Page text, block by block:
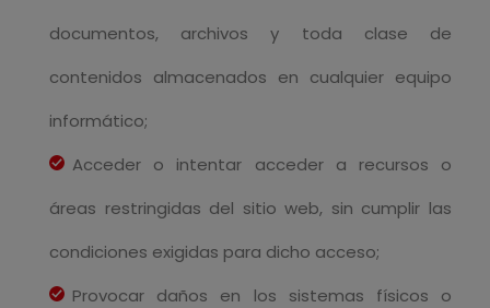
documentos, archivos y toda clase de
contenidos almacenados en cualquier equipo
informático;
Acceder o intentar acceder a recursos o
áreas restringidas del sitio web, sin cumplir las
condiciones exigidas para dicho acceso;
Provocar daños en los sistemas físicos o